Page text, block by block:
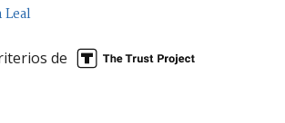
Leal
de